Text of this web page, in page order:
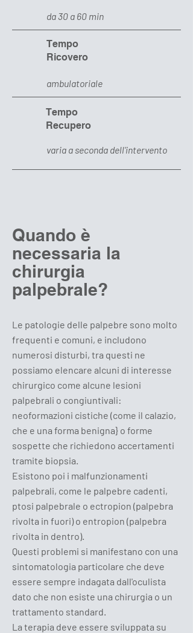
da 30 a 60 min
Tempo
Ricovero
ambulatoriale
Tempo
Recupero
varia a seconda dell'intervento
Quando è
necessaria la
chirurgia
palpebrale?
Le patologie delle palpebre sono molto
frequenti e comuni, e includono
numerosi disturbi, tra questi ne
possiamo elencare alcuni di interesse
chirurgico come alcune lesioni
palpebrali o congiuntivali:
neoformazioni cistiche (come il calazio,
che e una forma benigna} o forme
sospette che richiedono accertamenti
tramite biopsia.
Esistono poi i malfunzionamenti
palpebrali, come le palpebre cadenti,
ptosi palpebrale o ectropion (palpebra
rivolta in fuori) o entropion (palpebra
rivolta in dentro).
Questi problemi si manifestano con una
sintomatologia particolare che deve
essere sempre indagata dall'oculista
dato che non esiste una chirurgia o un
trattamento standard.
La terapia deve essere sviluppata su